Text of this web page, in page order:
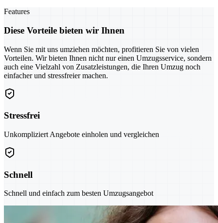
Features
Diese Vorteile bieten wir Ihnen
Wenn Sie mit uns umziehen möchten, profitieren Sie von vielen
Vorteilen. Wir bieten Ihnen nicht nur einen Umzugsservice, sondern
auch eine Vielzahl von Zusatzleistungen, die Ihren Umzug noch
einfacher und stressfreier machen.
Stressfrei
Unkompliziert Angebote einholen und vergleichen
Schnell
Schnell und einfach zum besten Umzugsangebot